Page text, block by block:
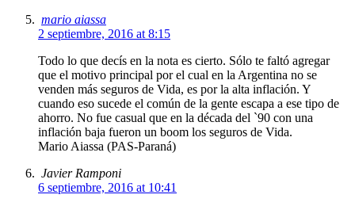
mario aiassa
2 septiembre, 2016 at 8:15
Todo lo que decís en la nota es cierto. Sólo te faltó agregar
que el motivo principal por el cual en la Argentina no se
venden más seguros de Vida, es por la alta inflación. Y
cuando eso sucede el común de la gente escapa a ese tipo de
ahorro. No fue casual que en la década del `90 con una
inflación baja fueron un boom los seguros de Vida.
Mario Aiassa (PAS-Paraná)
Javier Ramponi
6 septiembre, 2016 at 10:41